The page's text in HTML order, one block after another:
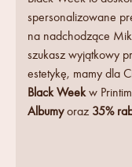
spersonalizowane
na nadchodzące
szukasz wyjątkowy
estetykę, mamy dla
Black Weekw
Albumyoraz 35%